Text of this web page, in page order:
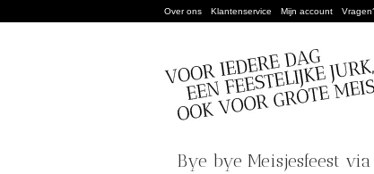
Over ons Klantenservice Mijn account
Bye bye Meisjesfeest